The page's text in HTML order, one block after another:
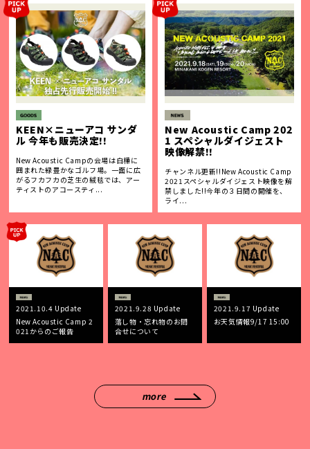
KEEN×ニューアコ サンダ
ル 今年も販売決定!!
New Acoustic Campの会場は白樺に
囲まれた緑豊かなゴルフ場。一面に広
がるフカフカの芝生の絨毯では、アー
ティストのアコースティ...
New Acoustic Camp 202
1 スペシャルダイジェスト
映像解禁!!
チャンネル更新!!New Acoustic Camp
2021スペシャルダイジェスト映像を解
禁しました!!今年の３日間の開催を、
ライ...
2021.10.4 Update
New Acoustic Camp 2
021からのご報告
2021.9.28 Update
落し物・忘れ物のお問
合せについて
2021.9.17 Update
お天気情報9/17 15:00
more